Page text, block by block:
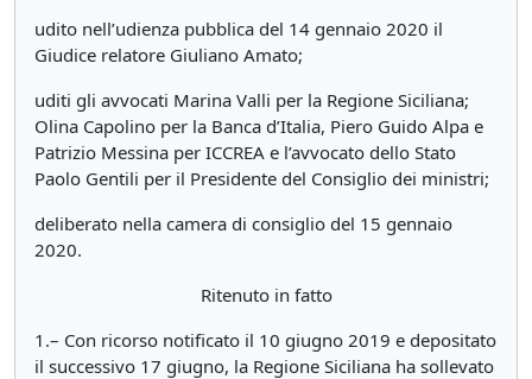
udito nell’udienza pubblica del 14 gennaio 2020 il
Giudice relatore Giuliano Amato;
uditi gli avvocati Marina Valli per la Regione Siciliana;
Olina Capolino per la Banca d’Italia, Piero Guido Alpa e
Patrizio Messina per ICCREA e l’avvocato dello Stato
Paolo Gentili per il Presidente del Consiglio dei ministri;
deliberato nella camera di consiglio del 15 gennaio
2020.
Ritenuto in fatto
1.– Con ricorso notificato il 10 giugno 2019 e depositato
il successivo 17 giugno, la Regione Siciliana ha sollevato